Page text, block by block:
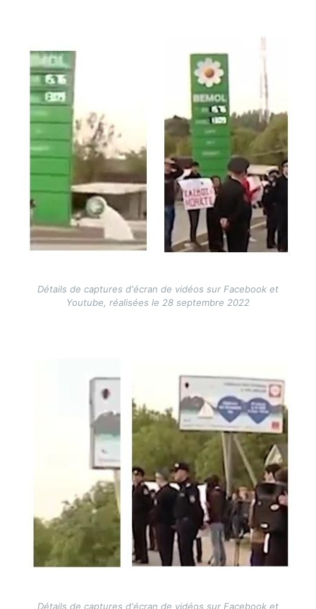
Détails de captures d'écran de vidéos sur Facebook et
Youtube, réalisées le 28 septembre 2022
Détails de captures d'écran de vidéos sur Facebook et